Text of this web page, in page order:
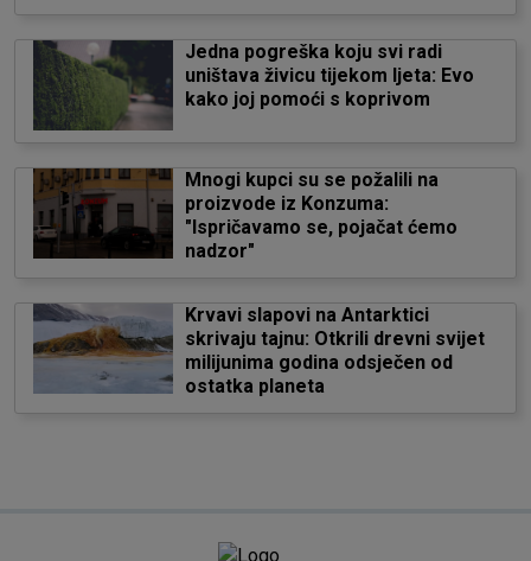
Jedna pogreška koju svi radi
uništava živicu tijekom ljeta: Evo
kako joj pomoći s koprivom
Mnogi kupci su se požalili na
proizvode iz Konzuma:
"Ispričavamo se, pojačat ćemo
nadzor"
Krvavi slapovi na Antarktici
skrivaju tajnu: Otkrili drevni svijet
milijunima godina odsječen od
ostatka planeta